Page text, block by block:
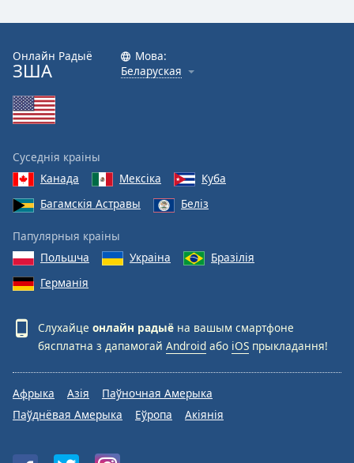
Онлайн Радыё
ЗША
Мова:
Беларуская
Суседнія краіны
Канада
Мексіка
Куба
Багамскія Астравы
Беліз
Папулярныя краіны
Польшча
Украіна
Бразілія
Германія
Слухайце онлайн радыё на вашым смартфоне
бясплатна з дапамогай Android або iOS прыкладання!
Афрыка Азія
Паўночная Амерыка
Паўднёвая Амерыка
Еўропа Акіянія